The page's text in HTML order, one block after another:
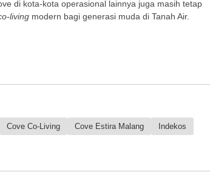
di kota-kota operasional lainnya juga masih tetap
living modern bagi generasi muda di Tanah Air.
Cove Co-Living Cove Estira Malang
Indekos